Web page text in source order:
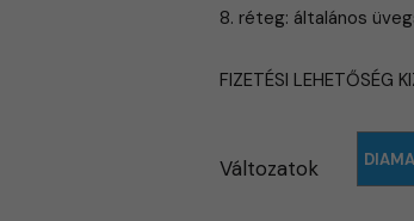
​8. réteg: általános
FIZETÉSI LEHETŐSÉG
Változatok